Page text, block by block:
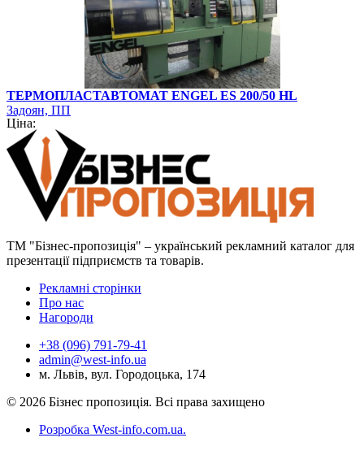
ТЕРМОПЛАСТАВТОМАТ ENGEL ES 200/50 HL
Задоян, ПП
Ціна:
ТМ "Бізнес-пропозиція" – український рекламний каталог для
презентації підприємств та товарів.
Рекламні сторінки
Про нас
Нагороди
+38 (096) 791-79-41
admin@west-info.ua
м. Львів, вул. Городоцька, 174
© 2026 Бізнес пропозиція. Всі права захищено
Розробка West-info.com.ua.